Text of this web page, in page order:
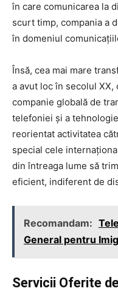
în care comunicarea la
scurt timp, compania a
în domeniul
Însă, cea mai mare
a avut loc în secolul
companie globală de
telefoniei și a
reorientat activitatea
special cele
din întreaga lume să
eficient, indiferent de
Recomandam:
General pentru
Servicii Oferite